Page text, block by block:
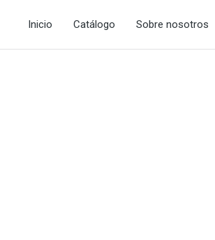
Inicio Catálogo Sobre nosotros